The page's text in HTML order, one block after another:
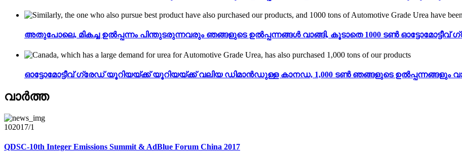
അതുപോലെ, മികച്ച ഉൽപ്പന്നം പിന്തുടരുന്നവരും ഞങ്ങളുടെ ഉൽപ്പന്നങ്ങൾ വാങ്ങി, കൂടാതെ 1000 ടൺ ഓട്ടോമോട്ടീവ്
ഓട്ടോമോട്ടീവ് ഗ്രേഡ് യൂറിയയ്ക്ക് യൂറിയയ്ക്ക് വലിയ ഡിമാൻഡുള്ള കാനഡ, 1,000 ടൺ ഞങ്ങളുടെ ഉൽപ്പന്നങ്ങളും
വാർത്ത
102017/1
QDSC-10th Integer Emissions Summit & AdBlue Forum China 2017